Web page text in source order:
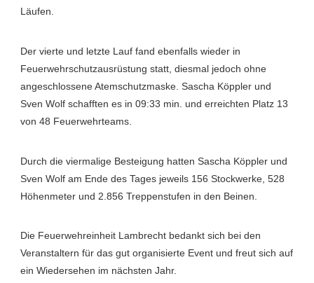
Läufen.
Der vierte und letzte Lauf fand ebenfalls wieder in
Feuerwehrschutzausrüstung statt, diesmal jedoch ohne
angeschlossene Atemschutzmaske. Sascha Köppler und
Sven Wolf schafften es in 09:33 min. und erreichten Platz 13
von 48 Feuerwehrteams.
Durch die viermalige Besteigung hatten Sascha Köppler und
Sven Wolf am Ende des Tages jeweils 156 Stockwerke, 528
Höhenmeter und 2.856 Treppenstufen in den Beinen.
Die Feuerwehreinheit Lambrecht bedankt sich bei den
Veranstaltern für das gut organisierte Event und freut sich auf
ein Wiedersehen im nächsten Jahr.